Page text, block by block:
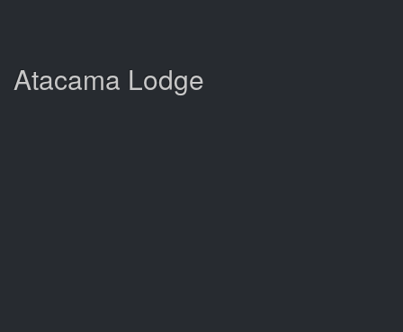
Atacama Lodge